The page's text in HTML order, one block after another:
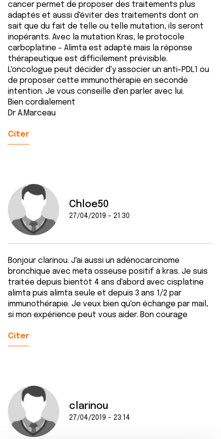
cancer permet de proposer des traitements plus
adaptés et aussi d'éviter des traitements dont on
sait que du fait de telle ou telle mutation, ils seront
inopérants. Avec la mutation Kras, le protocole
carboplatine - Alimta est adapté mais la réponse
thérapeutique est difficilement prévisible.
L'oncologue peut décider d'y associer un anti-PDL1 ou
de proposer cette immunothérapie en seconde
intention. Je vous conseille d'en parler avec lui.
Bien cordialement
Dr A.Marceau
Citer
Chloe50
27/04/2019 - 21:30
Bonjour clarinou. J'ai aussi un adénocarcinome
bronchique avec meta osseuse positif à kras. Je suis
traitée depuis bientôt 4 ans d'abord avec cisplatine
alimta puis alimta seule et depuis 3 ans 1/2 par
immunothérapie. Je veux bien qu'on échange par mail,
si mon expérience peut vous aider. Bon courage
Citer
clarinou
27/04/2019 - 23:14